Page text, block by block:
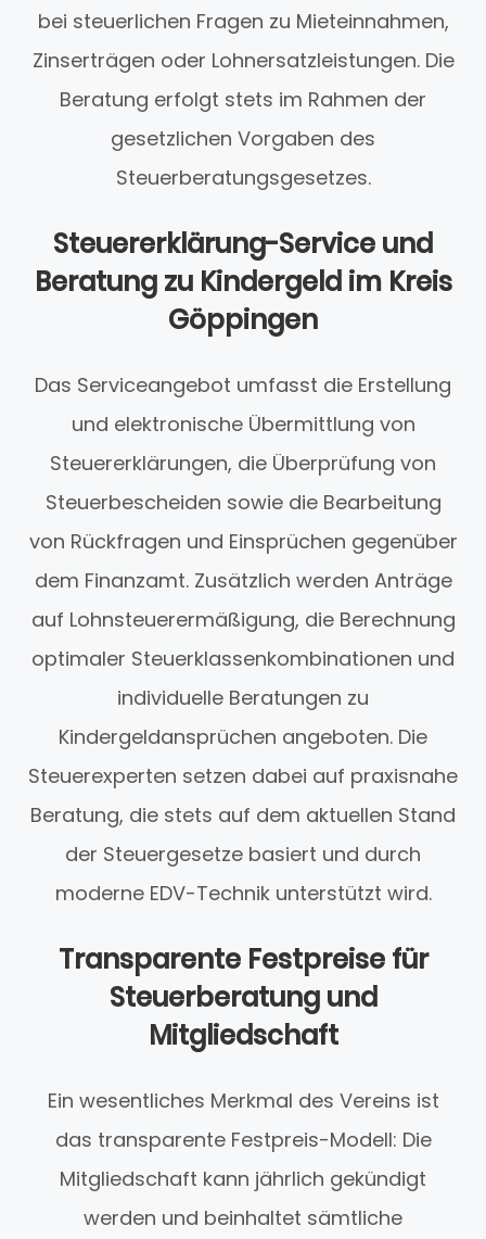
bei steuerlichen Fragen zu Mieteinnahmen,
Zinserträgen oder Lohnersatzleistungen. Die
Beratung erfolgt stets im Rahmen der
gesetzlichen Vorgaben des
Steuerberatungsgesetzes.
Steuererklärung-Service und
Beratung zu Kindergeld im Kreis
Göppingen
Das Serviceangebot umfasst die Erstellung
und elektronische Übermittlung von
Steuererklärungen, die Überprüfung von
Steuerbescheiden sowie die Bearbeitung
von Rückfragen und Einsprüchen gegenüber
dem Finanzamt. Zusätzlich werden Anträge
auf Lohnsteuerermäßigung, die Berechnung
optimaler Steuerklassenkombinationen und
individuelle Beratungen zu
Kindergeldansprüchen angeboten. Die
Steuerexperten setzen dabei auf praxisnahe
Beratung, die stets auf dem aktuellen Stand
der Steuergesetze basiert und durch
moderne EDV-Technik unterstützt wird.
Transparente Festpreise für
Steuerberatung und
Mitgliedschaft
Ein wesentliches Merkmal des Vereins ist
das transparente Festpreis-Modell: Die
Mitgliedschaft kann jährlich gekündigt
werden und beinhaltet sämtliche